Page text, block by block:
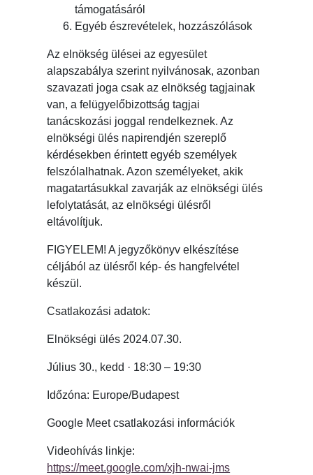
támogatásáról
Egyéb észrevételek, hozzászólások
Az elnökség ülései az egyesület
alapszabálya szerint nyilvánosak, azonban
szavazati joga csak az elnökség tagjainak
van, a felügyelőbizottság tagjai
tanácskozási joggal rendelkeznek. Az
elnökségi ülés napirendjén szereplő
kérdésekben érintett egyéb személyek
felszólalhatnak. Azon személyeket, akik
magatartásukkal zavarják az elnökségi ülés
lefolytatását, az elnökségi ülésről
eltávolítjuk.
FIGYELEM! A jegyzőkönyv elkészítése
céljából az ülésről kép- és hangfelvétel
készül.
Csatlakozási adatok:
Elnökségi ülés 2024.07.30.
Július 30., kedd · 18:30 – 19:30
Időzóna: Europe/Budapest
Google Meet csatlakozási információk
Videohívás linkje:
https://meet.google.com/xjh-nwai-jms